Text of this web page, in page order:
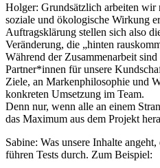
Holger: Grundsätzlich arbeiten
soziale und ökologische Wirkung
Auftragsklärung stellen sich also
Veränderung, die „hinten
Während der Zusammenarbeit
Partner*innen für unsere
Ziele, an Markenphilosophie und
konkreten Umsetzung im Team.
Denn nur, wenn alle an einem
das Maximum aus dem Projekt
Sabine: Was unsere Inhalte
führen Tests durch. Zum Beispiel: